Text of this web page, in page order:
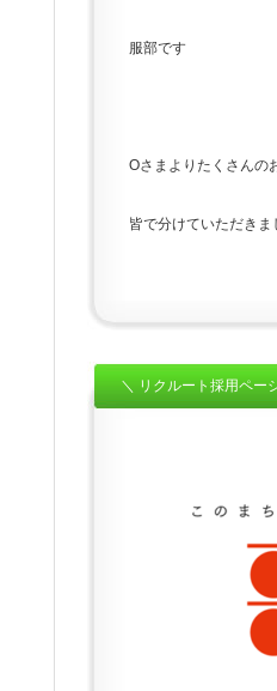
服部です
Oさまよりたくさんの
皆で分けていただきま
＼ リクルート採用ペー